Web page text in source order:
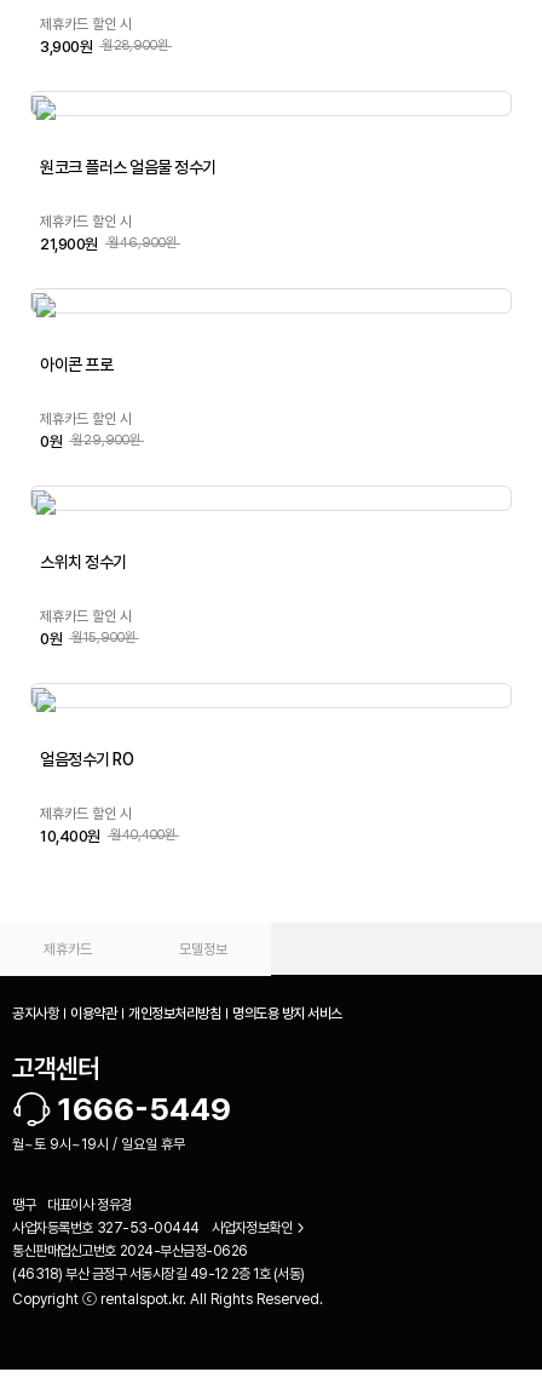
제휴카드 할인 시
3,900원 월28,900원
원코크 플러스 얼음물 정수기
제휴카드 할인 시
21,900원 월46,900원
아이콘 프로
제휴카드 할인 시
0원 월29,900원
스위치 정수기
제휴카드 할인 시
0원 월15,900원
얼음정수기 RO
제휴카드 할인 시
10,400원 월40,400원
제휴카드 모델정보
공지사항 이용약관 개인정보처리방침 명의도용 방지 서비스
고객센터
1666-5449
월~토 9시~19시 / 일요일 휴무
땡구 대표이사 정유경
사업자등록번호 327-53-00444
사업자정보확인
통신판매업신고번호 2024-부산금정-0626
(46318) 부산 금정구 서동시장길 49-12 2층 1호 (서동)
Copyright ⓒ rentalspot.kr. All Rights Reserved.